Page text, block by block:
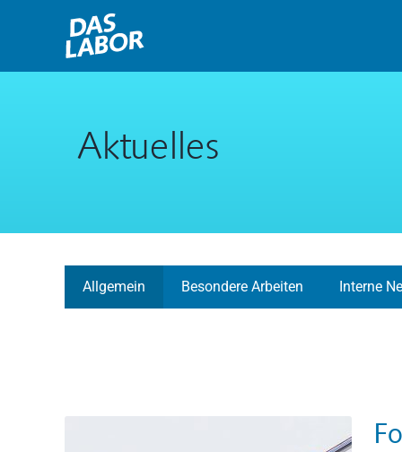
springen
Aktuelles
Allgemein Besondere Arbeiten Interne